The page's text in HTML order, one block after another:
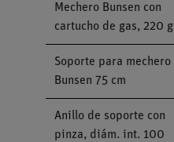
Mechero Bunsen con
cartucho de gas, 220 g
Soporte para mechero
Bunsen 75 cm
Anillo de soporte con
pinza, diám. int. 100